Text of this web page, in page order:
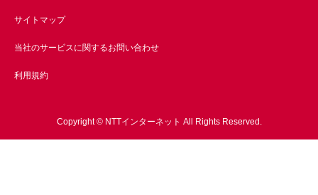
サイトマップ
当社のサービスに関するお問い合わせ
利用規約
Copyright © NTTインターネット All Rights Reserved.